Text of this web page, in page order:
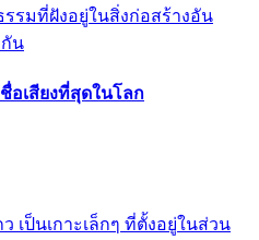
รมที่ฝังอยู่ในสิ่งก่อสร้างอัน
กัน
อเสียงที่สุดในโลก
เป็นเกาะเล็กๆ ที่ตั้งอยู่ในส่วน